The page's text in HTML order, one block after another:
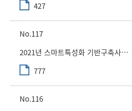
427
117
2021년 스마트특성화 기반구축사업 시제품제작 및 디자인지원 사업 1차 공고
777
116